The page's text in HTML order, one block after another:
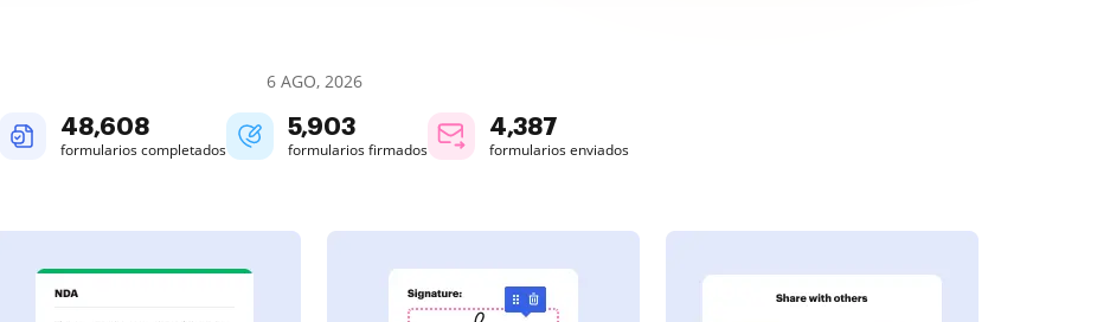
6 AGO, 2026
48,614
formularios completados
5,903
formularios firmados
4,387
formularios enviados